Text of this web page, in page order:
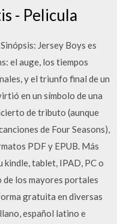
- Pelicula
Jersey Boys es
el auge, los tiempos
y el triunfo final de un
en un símbolo de una
de tributo (aunque
de Four Seasons),
PDF y EPUB. Más
tablet, IPAD, PC o
los mayores portales
gratuita en diversas
español latino e